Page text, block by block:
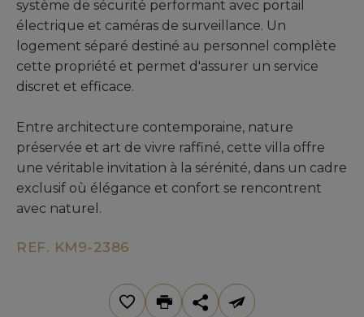
système de sécurité performant avec portail
électrique et caméras de surveillance. Un
logement séparé destiné au personnel complète
cette propriété et permet d'assurer un service
discret et efficace.
Entre architecture contemporaine, nature
préservée et art de vivre raffiné, cette villa offre
une véritable invitation à la sérénité, dans un cadre
exclusif où élégance et confort se rencontrent
avec naturel.
REF. KM9-2386